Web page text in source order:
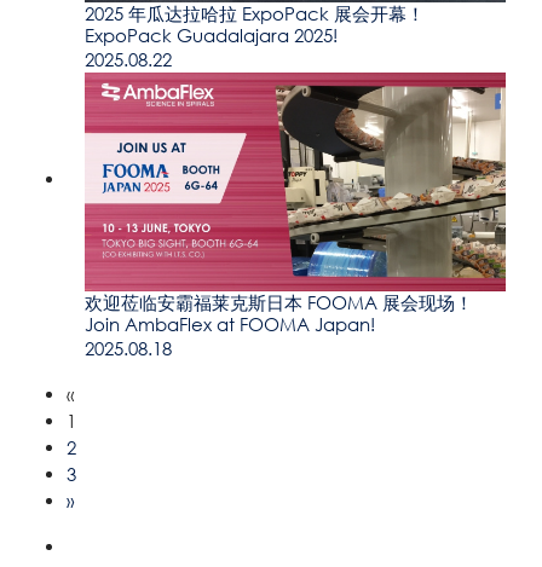
2025 年瓜达拉哈拉 ExpoPack 展会开幕！
ExpoPack Guadalajara 2025!
2025.08.22
欢迎莅临安霸福莱克斯日本 FOOMA 展会现场！
Join AmbaFlex at FOOMA Japan!
2025.08.18
«
1
2
3
»